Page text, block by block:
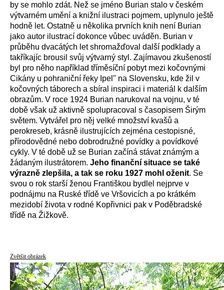
by se mohlo zdát. Než se jméno Burian stalo v českém
výtvarném umění a knižní ilustraci pojmem, uplynulo ještě
hodně let. Ostatně u několika prvních knih není Burian
jako autor ilustrací dokonce vůbec uváděn. Burian v
průběhu dvacátých let shromažďoval další podklady a
takříkajíc brousil svůj výtvarný styl. Zajímavou zkušeností
byl pro něho například tříměsíční pobyt mezi kočovnými
Cikány u pohraniční řeky Ipel" na Slovensku, kde žil v
kočovných táborech a sbíral inspiraci i materiál k dalším
obrazům. V roce 1924 Burian narukoval na vojnu, v té
době však už aktivně spolupracoval s časopisem Širým
světem. Vytvářel pro něj velké množství kvašů a
perokreseb, krásně ilustrujících zejména cestopisné,
přírodovědné nebo dobrodružné povídky a povídkové
cykly. V té době už se Burian začíná stávat známým a
žádaným ilustrátorem. Jeho finanční situace se také
výrazně zlepšila, a tak se roku 1927 mohl oženit. Se
svou o rok starší ženou Františkou bydlel nejprve v
podnájmu na Ruské třídě ve Vršovicích a po krátkém
mezidobí života v rodné Kopřivnici pak v Poděbradské
třídě na Žižkově.
Zvětšit obrázek